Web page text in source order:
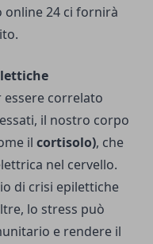
online 24 ci fornirà
correlato
il nostro corpo
il cortisolo), che
nel cervello.
di crisi epilettiche
lo stress può
e rendere il